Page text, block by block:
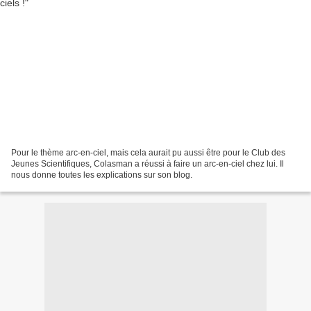
Pour le thème arc-en-ciel, mais cela aurait pu aussi être pour le Club des
Jeunes Scientifiques, Colasman a réussi à faire un arc-en-ciel chez lui. Il
nous donne toutes les explications sur son blog.